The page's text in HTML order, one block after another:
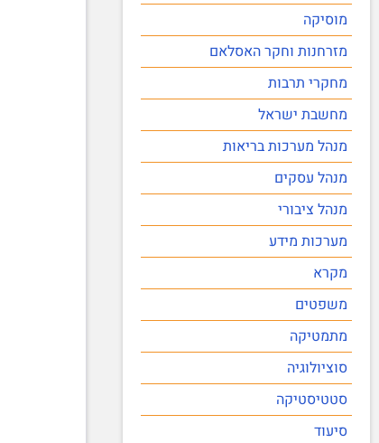
מוסיקה
מזרחנות וחקר האסלאם
מחקרי תרבות
מחשבת ישראל
מנהל מערכות בריאות
מנהל עסקים
מנהל ציבורי
מערכות מידע
מקרא
משפטים
מתמטיקה
סוציולוגיה
סטטיסטיקה
סיעוד